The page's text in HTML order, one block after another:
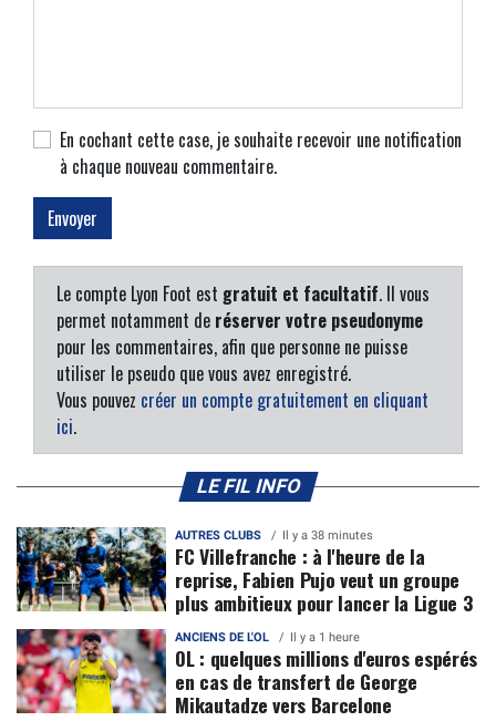
En cochant cette case, je souhaite recevoir une notification
à chaque nouveau commentaire.
Le compte Lyon Foot est gratuit et facultatif. Il vous
permet notamment de réserver votre pseudonyme
pour les commentaires, afin que personne ne puisse
utiliser le pseudo que vous avez enregistré.
Vous pouvez créer un compte gratuitement en cliquant
ici.
LE FIL INFO
AUTRES CLUBS Il y a 38 minutes
FC Villefranche : à l'heure de la
reprise, Fabien Pujo veut un groupe
plus ambitieux pour lancer la Ligue 3
ANCIENS DE L'OL Il y a 1 heure
OL : quelques millions d'euros espérés
en cas de transfert de George
Mikautadze vers Barcelone